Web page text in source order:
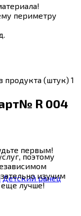
периметру
продукта (штук) 1
R 004
первым!
Детский ранец
поэтому
изучим
еще лучше!